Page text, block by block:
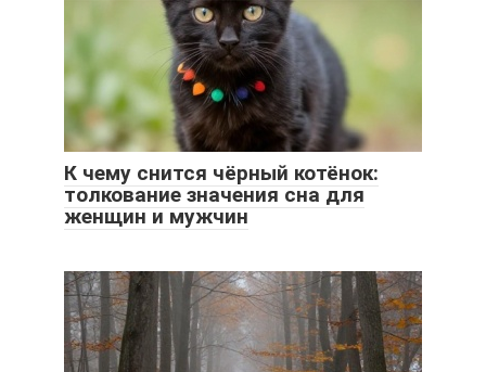
К чему снится чёрный котёнок:
толкование значения сна для
женщин и мужчин